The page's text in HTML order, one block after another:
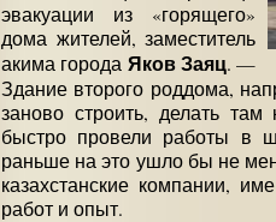
эвакуации из «горящего»
дома жителей, заместитель
акима города Яков Заяц. —
Здание второго роддома,
заново строить, делать
быстро провели работы
раньше на это ушло бы не
казахстанские компании,
работ и опыт.